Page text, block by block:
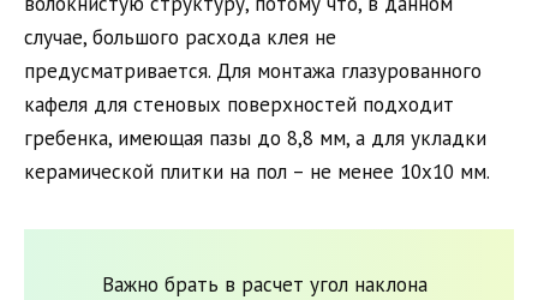
случае, большого расхода клея не
предусматривается. Для монтажа глазурованного
кафеля для стеновых поверхностей подходит
гребенка, имеющая пазы до 8,8 мм, а для укладки
керамической плитки на пол – не менее 10х10 мм.
Важно брать в расчет угол наклона